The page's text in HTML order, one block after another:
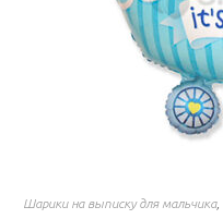
Шарики на выписку для мальчика,